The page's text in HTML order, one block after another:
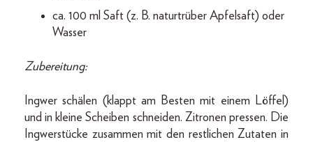
ca. 100 ml Saft (z. B. naturtrüber Apfelsaft) oder
Wasser
Zubereitung:
Ingwer schälen (klappt am Besten mit einem Löffel)
und in kleine Scheiben schneiden. Zitronen pressen. Die
Ingwerstücke zusammen mit den restlichen Zutaten in